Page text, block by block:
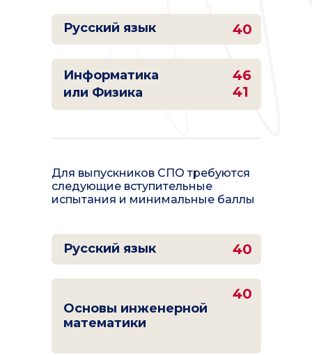
41
46
Информатика
или Физика
Русский язык 40
Русский язык 40
Основы инженерной
математики
40
Для выпускников СПО требуются
следующие вступительные
испытания и минимальные баллы